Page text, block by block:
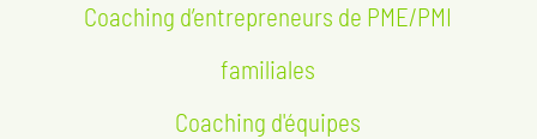
Coaching d’entrepreneurs de PME/PMI
familiales
Coaching d'équipes